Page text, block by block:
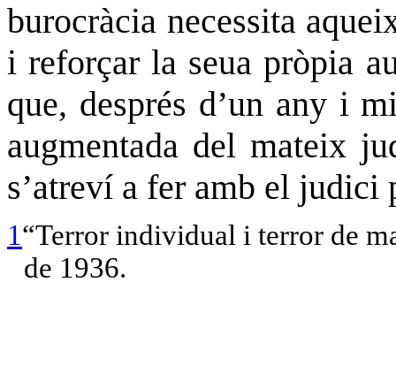
burocràcia necessita
i reforçar la seua pròpia
que, després d’un any i
augmentada del mateix
s’atreví a fer amb el judici
1“Terror individual i terror de
de 1936.